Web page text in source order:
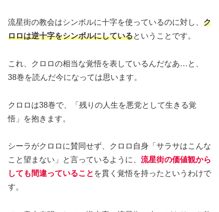
流星街の教会はシンボルに十字を使っているのに対し、 ク
ロロは逆十字をシンボルにしているということです。
これ、クロロの相当な覚悟を表しているんだなあ…と、
38巻を読んだ今になっては思います。
クロロは38巻で、「残りの人生を悪党として生きる覚
悟」を抱きます。
シーラがクロロに賛同せず、クロロ自身「サラサはこんな
こと望まない」と言っているように、 流星街の価値観から
しても間違っていること を貫く覚悟を持ったというわけで
す。